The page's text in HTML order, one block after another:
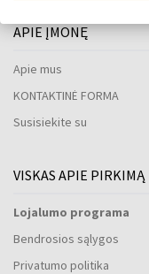
APIE ĮMONĘ
Apie mus
KONTAKTINĖ FORMA
Susisiekite su
VISKAS APIE PIRKIMĄ
Lojalumo programa
Bendrosios sąlygos
Privatumo politika